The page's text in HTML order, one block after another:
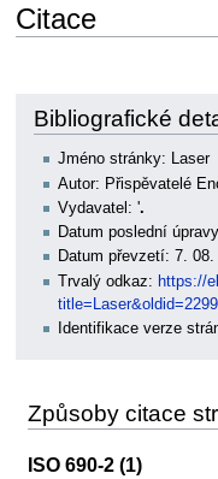
Citace
navigaci
vyhledávání
Bibliografické
Jméno stránky: Laser
Autor: Přispěvatelé
Vydavatel: '.
Datum poslední
Datum převzetí: 7.
Trvalý odkaz: https://
Identifikace verze
Způsoby citace
ISO 690-2 (1)